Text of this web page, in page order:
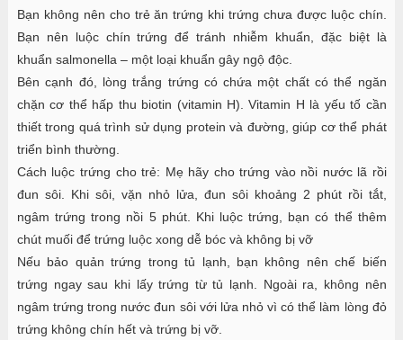
Bạn không nên cho trẻ ăn trứng khi trứng chưa được luộc chín.
Bạn nên luộc chín trứng để tránh nhiễm khuẩn, đặc biệt là
khuẩn salmonella – một loại khuẩn gây ngộ độc.
Bên cạnh đó, lòng trắng trứng có chứa một chất có thể ngăn
chặn cơ thể hấp thu biotin (vitamin H). Vitamin H là yếu tố cần
thiết trong quá trình sử dụng protein và đường, giúp cơ thể phát
triển bình thường.
Cách luộc trứng cho trẻ: Mẹ hãy cho trứng vào nồi nước lã rồi
đun sôi. Khi sôi, vặn nhỏ lửa, đun sôi khoảng 2 phút rồi tắt,
ngâm trứng trong nồi 5 phút. Khi luộc trứng, bạn có thể thêm
chút muối để trứng luộc xong dễ bóc và không bị vỡ
Nếu bảo quản trứng trong tủ lạnh, bạn không nên chế biến
trứng ngay sau khi lấy trứng từ tủ lạnh. Ngoài ra, không nên
ngâm trứng trong nước đun sôi với lửa nhỏ vì có thể làm lòng đỏ
trứng không chín hết và trứng bị vỡ.